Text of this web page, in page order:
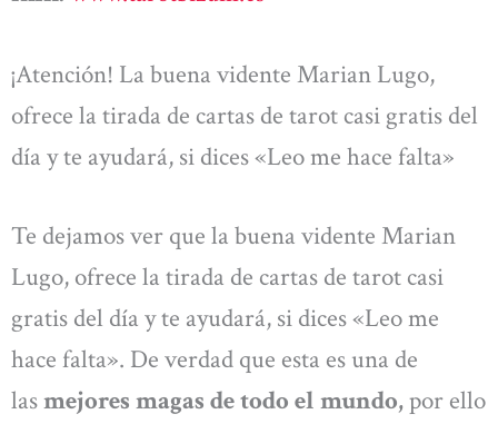
¡Atención! La buena vidente Marian Lugo,
ofrece la tirada de cartas de tarot casi gratis del
día y te ayudará, si dices «Leo me hace falta»
Te dejamos ver que la buena vidente Marian
Lugo, ofrece la tirada de cartas de tarot casi
gratis del día y te ayudará, si dices «Leo me
hace falta». De verdad que esta es una de
lasmejores magas de todo el mundo,por ello